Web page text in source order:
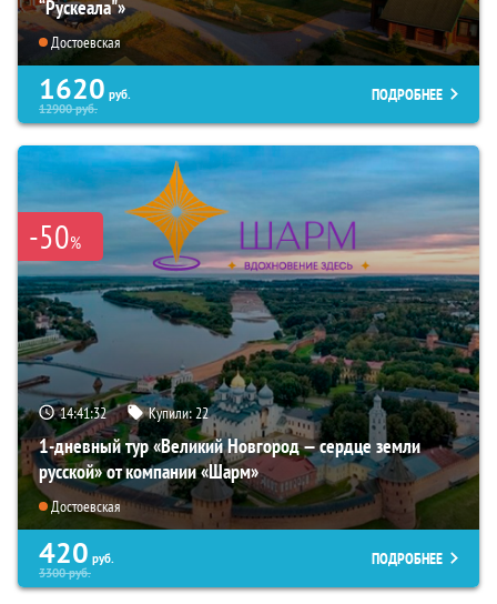
“Рускеала"»
Достоевская
1620 руб.
12900руб.
ПОДРОБНЕЕ
-50%
14:41:31 Купили:22
1-дневный тур «Великий Новгород — сердце земли
русской» от компании «Шарм»
Достоевская
420 руб.
3300руб.
ПОДРОБНЕЕ